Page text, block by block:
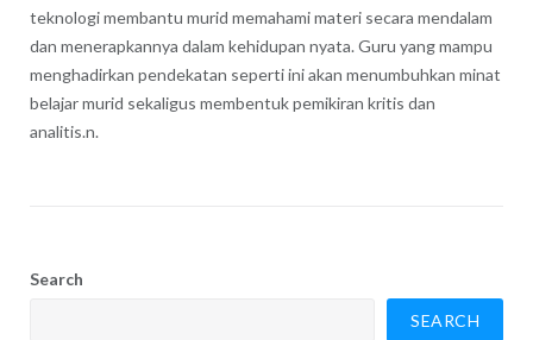
teknologi membantu murid memahami materi secara mendalam
dan menerapkannya dalam kehidupan nyata. Guru yang mampu
menghadirkan pendekatan seperti ini akan menumbuhkan minat
belajar murid sekaligus membentuk pemikiran kritis dan
analitis.n.
Search
SEARCH